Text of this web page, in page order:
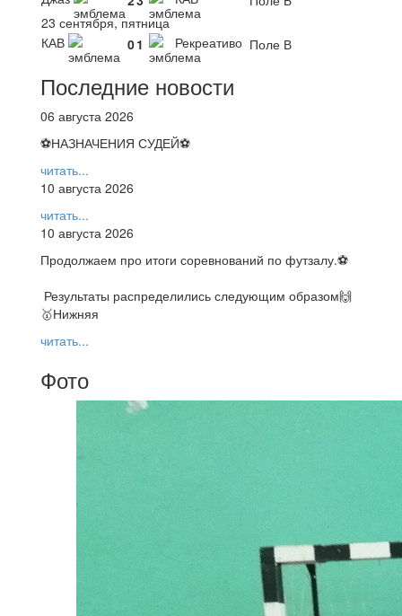
23 сентября, пятница
КАВ
01 Рекреативо Поле В
Последние новости
06 августа 2026
⚽НАЗНАЧЕНИЯ СУДЕЙ⚽
читать...
10 августа 2026
читать...
10 августа 2026
Продолжаем про итоги соревнований по футзалу.⚽️
Результаты распределились следующим образом🙌
🥇Нижняя
читать...
Фото